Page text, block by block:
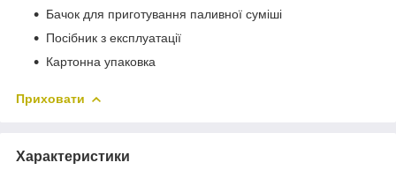
Бачок для приготування паливної суміші
Посібник з експлуатації
Картонна упаковка
Приховати
Характеристики